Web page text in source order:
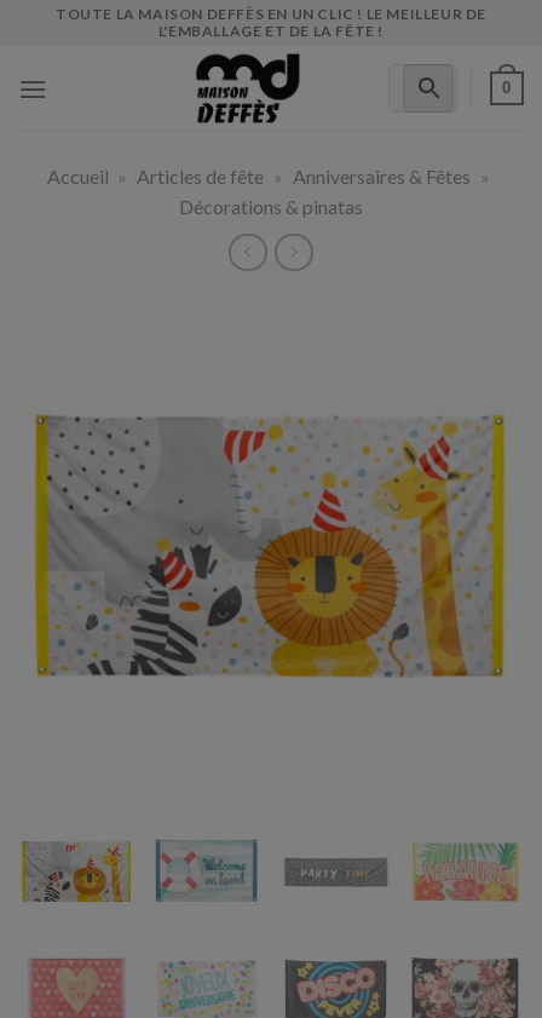
TOUTE LA MAISON DEFFÈS EN UN CLIC ! LE MEILLEUR DE
L'EMBALLAGE ET DE LA FÊTE !
0
Accueil » Articles de fête » Anniversaires & Fêtes »
Décorations & pinatas